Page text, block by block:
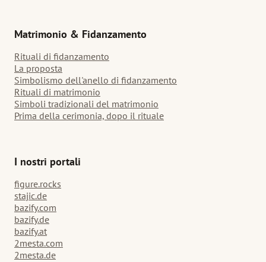
Matrimonio & Fidanzamento
Rituali di fidanzamento
La proposta
Simbolismo dell'anello di fidanzamento
Rituali di matrimonio
Simboli tradizionali del matrimonio
Prima della cerimonia, dopo il rituale
I nostri portali
figure.rocks
stajic.de
bazify.com
bazify.de
bazify.at
2mesta.com
2mesta.de